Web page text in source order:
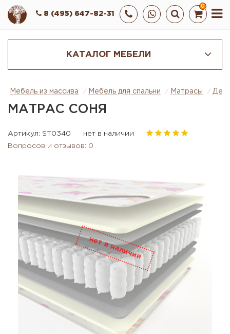
0
8 (495) 647-82-31
КАТАЛОГ МЕБЕЛИ
Мебель из массива Мебель для спальни Матрасы
МАТРАС СОНЯ
Артикул: ST0340
нет в наличии
Вопросов и отзывов: 0